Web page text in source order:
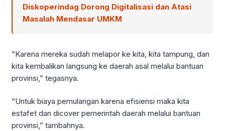
Diskoperindag Dorong Digitalisasi dan Atasi
Masalah Mendasar UMKM
“Karena mereka sudah melapor ke kita, kita tampung, dan
kita kembalikan langsung ke daerah asal melalui bantuan
provinsi,” tegasnya.
“Untuk biaya pemulangan karena efisiensi maka kita
estafet dan dicover pemerintah daerah melalui bantuan
provinsi,” tambahnya.